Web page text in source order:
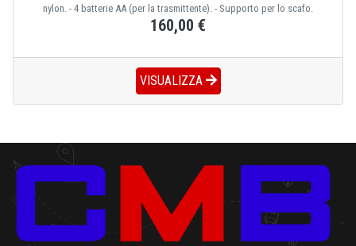
nylon. - 4 batterie AA (per la trasmittente). - Supporto per lo scafo.
160,00 €
VISUALIZZA